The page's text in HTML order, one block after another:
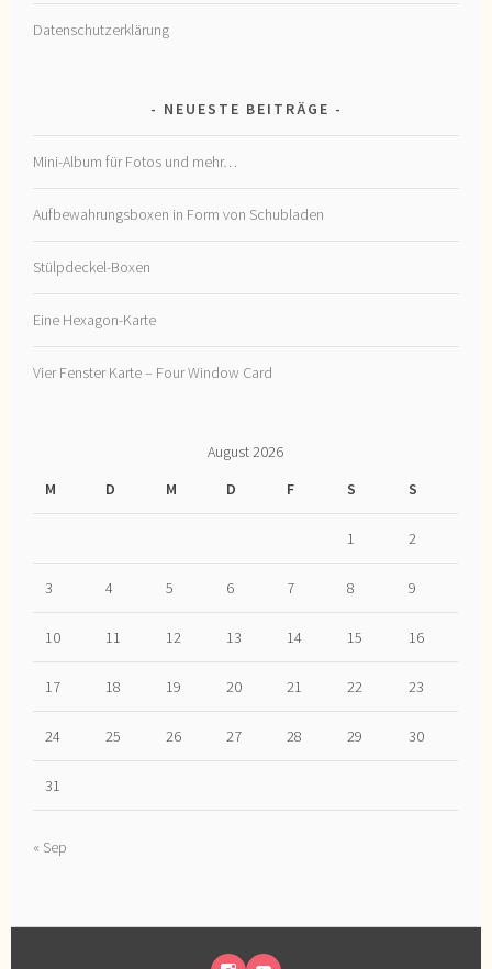
Datenschutzerklärung
NEUESTE BEITRÄGE
Mini-Album für Fotos und mehr…
Aufbewahrungsboxen in Form von Schubladen
Stülpdeckel-Boxen
Eine Hexagon-Karte
Vier Fenster Karte – Four Window Card
August 2026
M
D M D F S S
1 2
3 4 5 6 7 8 9
10 11 12 13 14 15 16
17 18 19 20 21 22 23
24 25 26 27 28 29 30
31
« Sep